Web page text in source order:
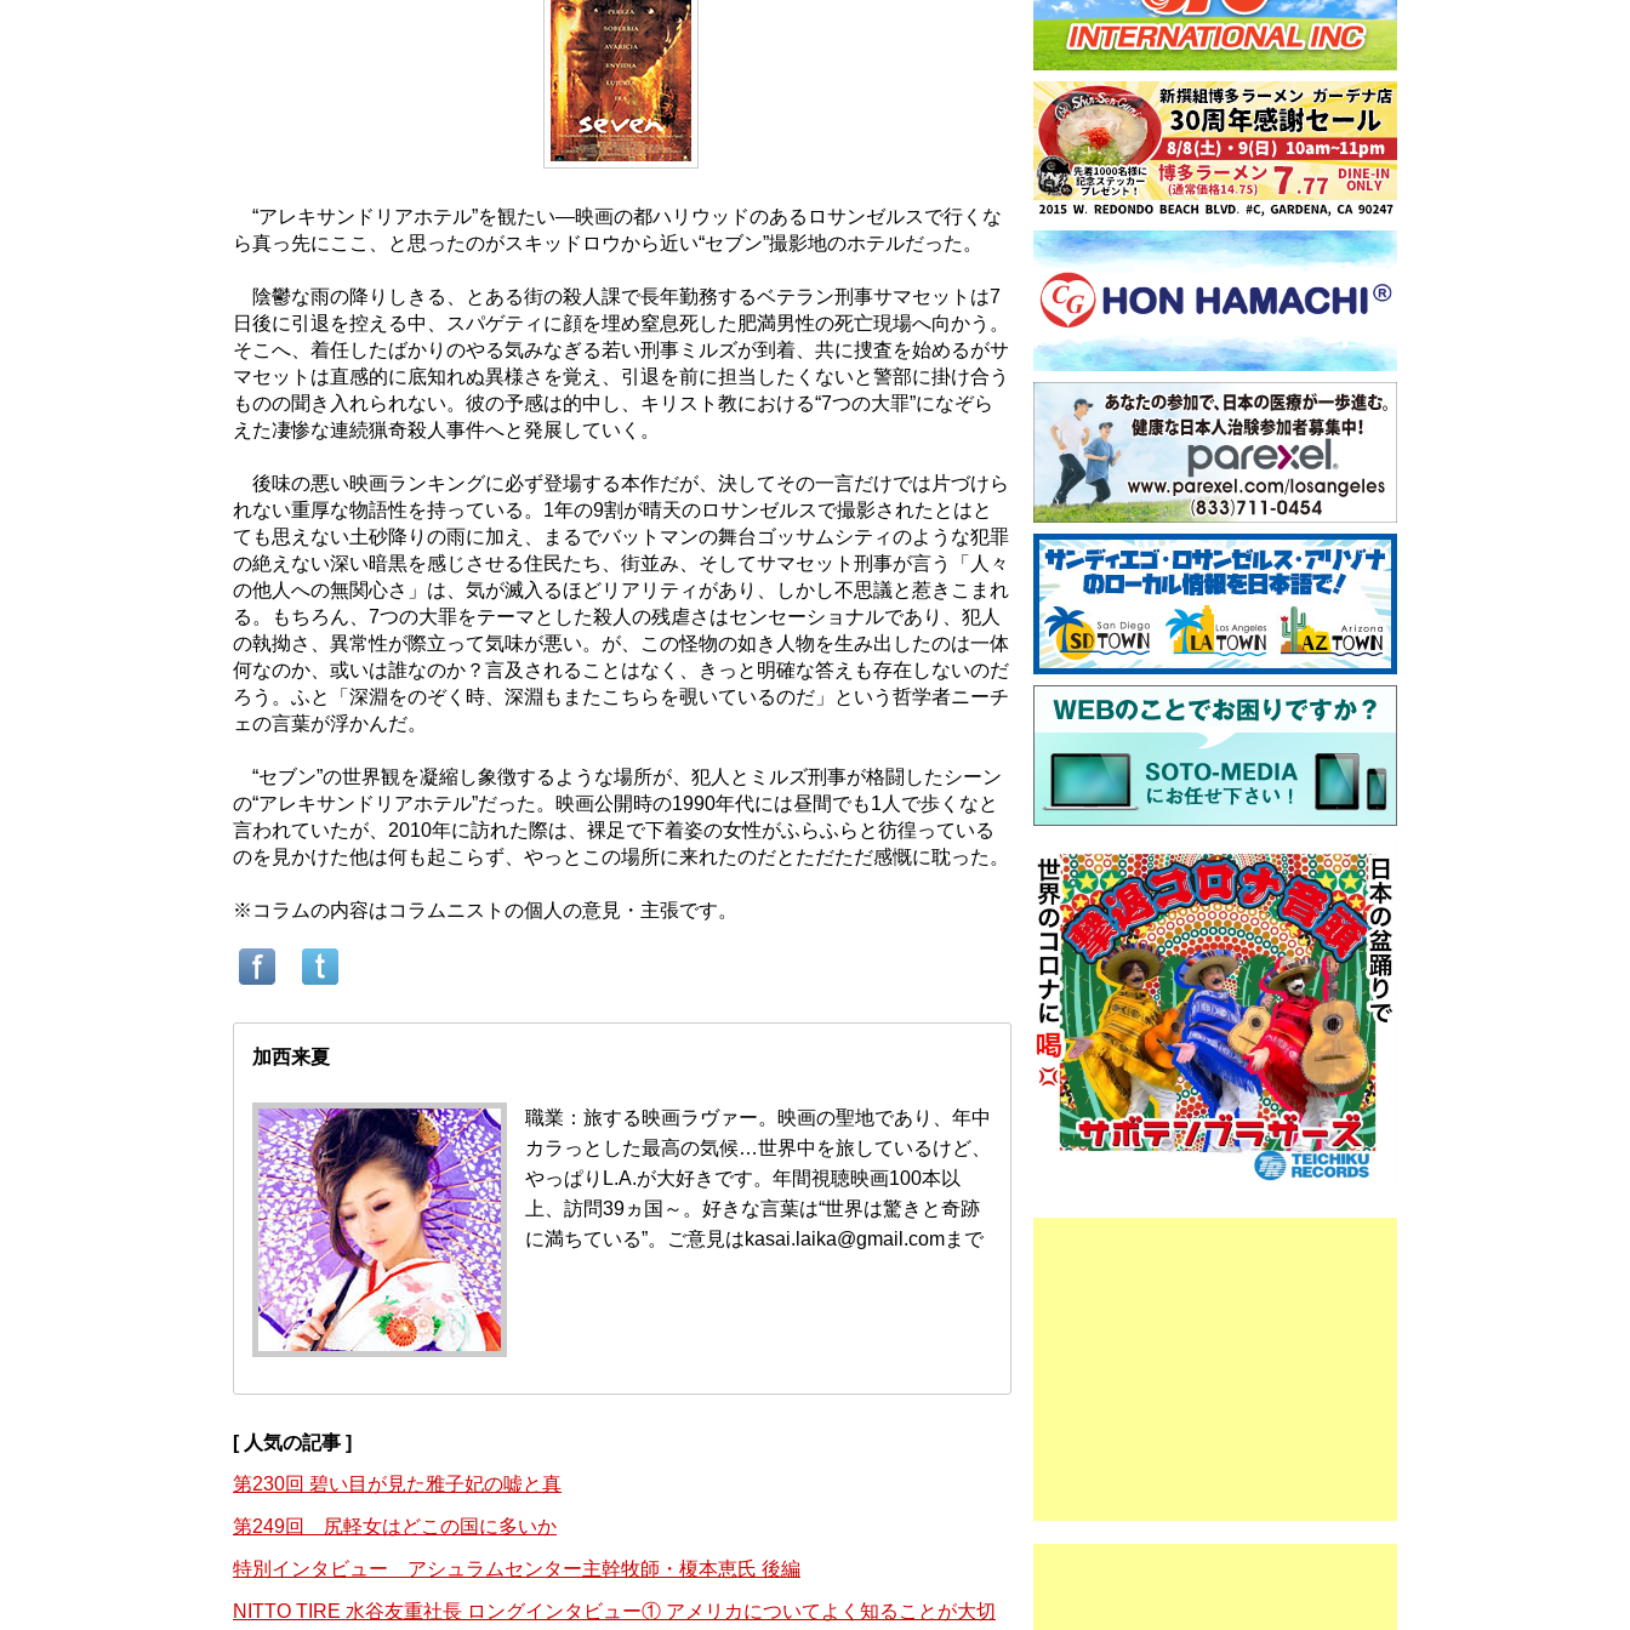
“アレキサンドリアホテル”を観たい―映画の都ハリウッドのあるロサンゼルスで行くな
ら真っ先にここ、と思ったのがスキッドロウから近い“セブン”撮影地のホテルだった。
陰鬱な雨の降りしきる、とある街の殺人課で長年勤務するベテラン刑事サマセットは7
日後に引退を控える中、スパゲティに顔を埋め窒息死した肥満男性の死亡現場へ向かう。
そこへ、着任したばかりのやる気みなぎる若い刑事ミルズが到着、共に捜査を始めるがサ
マセットは直感的に底知れぬ異様さを覚え、引退を前に担当したくないと警部に掛け合う
ものの聞き入れられない。彼の予感は的中し、キリスト教における“7つの大罪”になぞら
えた凄惨な連続猟奇殺人事件へと発展していく。
後味の悪い映画ランキングに必ず登場する本作だが、決してその一言だけでは片づけら
れない重厚な物語性を持っている。1年の9割が晴天のロサンゼルスで撮影されたとはと
ても思えない土砂降りの雨に加え、まるでバットマンの舞台ゴッサムシティのような犯罪
の絶えない深い暗黒を感じさせる住民たち、街並み、そしてサマセット刑事が言う「人々
の他人への無関心さ」は、気が滅入るほどリアリティがあり、しかし不思議と惹きこまれ
る。もちろん、7つの大罪をテーマとした殺人の残虐さはセンセーショナルであり、犯人
の執拗さ、異常性が際立って気味が悪い。が、この怪物の如き人物を生み出したのは一体
何なのか、或いは誰なのか？言及されることはなく、きっと明確な答えも存在しないのだ
ろう。ふと「深淵をのぞく時、深淵もまたこちらを覗いているのだ」という哲学者ニーチ
ェの言葉が浮かんだ。
“セブン”の世界観を凝縮し象徴するような場所が、犯人とミルズ刑事が格闘したシーン
の“アレキサンドリアホテル”だった。映画公開時の1990年代には昼間でも1人で歩くなと
言われていたが、2010年に訪れた際は、裸足で下着姿の女性がふらふらと彷徨っている
のを見かけた他は何も起こらず、やっとこの場所に来れたのだとただただ感慨に耽った。
※コラムの内容はコラムニストの個人の意見・主張です。
加西来夏
職業：旅する映画ラヴァー。映画の聖地であり、年中
カラっとした最高の気候…世界中を旅しているけど、
やっぱりL.A.が大好きです。年間視聴映画100本以
上、訪問39ヵ国～。好きな言葉は“世界は驚きと奇跡
に満ちている”。ご意見はkasai.laika@gmail.comまで
[ 人気の記事 ]
第230回 碧い目が見た雅子妃の嘘と真
第249回 尻軽女はどこの国に多いか
特別インタビュー アシュラムセンター主幹牧師・榎本恵氏 後編
NITTO TIRE 水谷友重社長 ロングインタビュー① アメリカについてよく知ることが大切